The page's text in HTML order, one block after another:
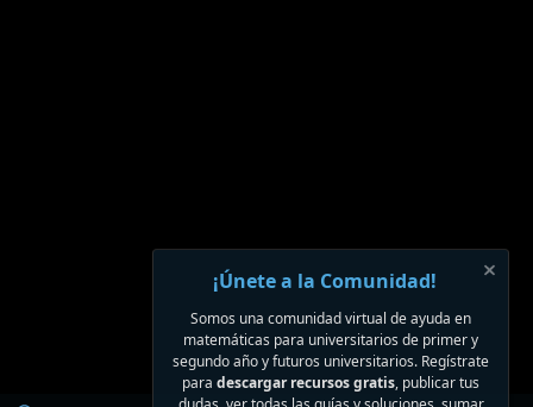
¡Únete a la Comunidad!
Somos una comunidad virtual de ayuda en
matemáticas para universitarios de primer y
segundo año y futuros universitarios. Regístrate
para descargar recursos gratis, publicar tus